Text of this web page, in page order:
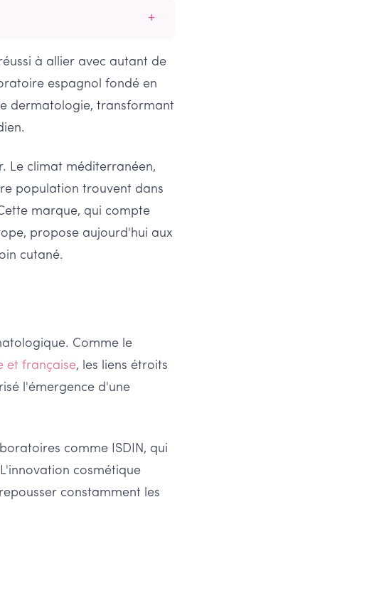
+
à allier avec autant de
espagnol fondé en
dermatologie, transformant
Le climat méditerranéen,
population trouvent dans
marque, qui compte
propose aujourd'hui aux
cutané.
Comme le
et française, les liens étroits
l'émergence d'une
comme ISDIN, qui
cosmétique
constamment les